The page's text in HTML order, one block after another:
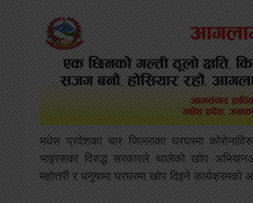
मधेस प्रदेशका चार जिल्लाका घरघरमा
भाइरसका विरुद्ध सरकारले थालेको खोप
महोत्तरी र धनुषामा घरघरमा खोप दिइने